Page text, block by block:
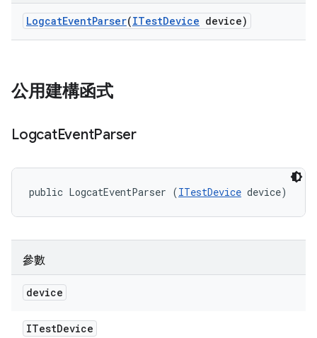
LogcatEventParser(ITestDevice device)
公用建構函式
LogcatEventParser
public LogcatEventParser (ITestDevice device)
參數
device
ITestDevice